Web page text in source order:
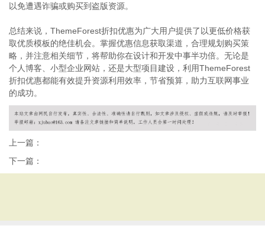
以免遭遇诈骗或购买到盗版资源。
总结来说，ThemeForest折扣优惠为广大用户提供了以更低价格获
取优质模板的绝佳机会。掌握优惠信息获取渠道，合理规划购买策
略，并注意相关细节，将帮助你在设计和开发中事半功倍。无论是
个人博客、小型企业网站，还是大型项目建设，利用ThemeForest
折扣优惠都能有效提升资源利用效率，节省预算，助力互联网事业
的成功。
上一篇：
下一篇：